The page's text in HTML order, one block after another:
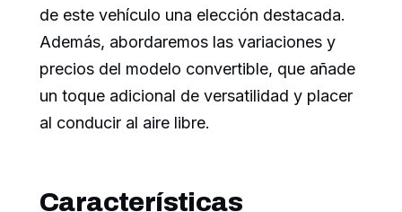
de este vehículo una elección destacada.
Además, abordaremos las variaciones y
precios del modelo convertible, que añade
un toque adicional de versatilidad y placer
al conducir al aire libre.
Características